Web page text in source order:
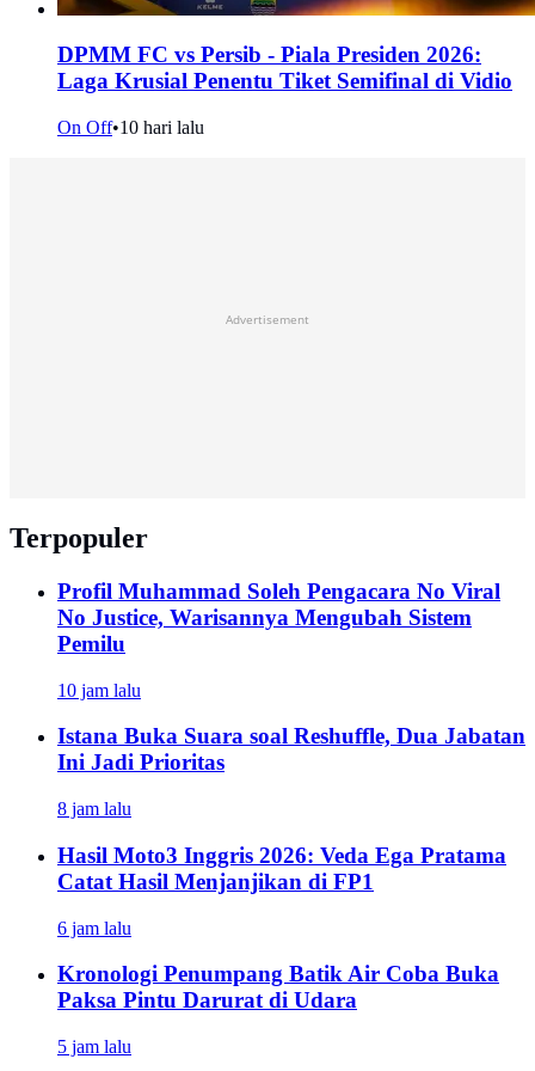
DPMM FC vs Persib - Piala Presiden 2026:
Laga Krusial Penentu Tiket Semifinal di Vidio
On Off•10 hari lalu
Advertisement
Terpopuler
Profil Muhammad Soleh Pengacara No Viral
No Justice, Warisannya Mengubah Sistem
Pemilu
10 jam lalu
Istana Buka Suara soal Reshuffle, Dua Jabatan
Ini Jadi Prioritas
8 jam lalu
Hasil Moto3 Inggris 2026: Veda Ega Pratama
Catat Hasil Menjanjikan di FP1
6 jam lalu
Kronologi Penumpang Batik Air Coba Buka
Paksa Pintu Darurat di Udara
5 jam lalu